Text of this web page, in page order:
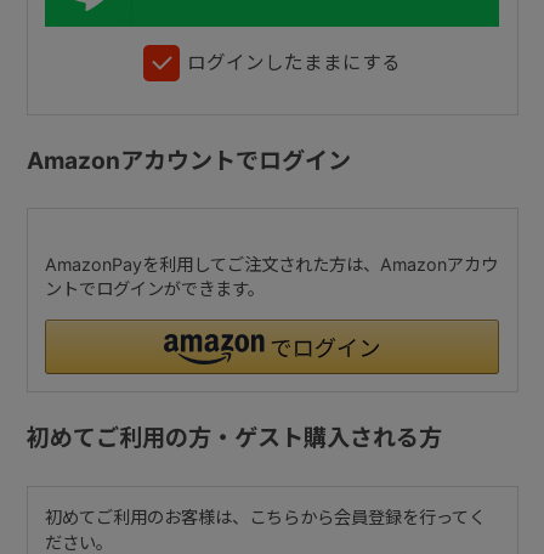
ログインしたままにする
Amazonアカウントでログイン
AmazonPayを利用してご注文された方は、Amazonアカウ
ントでログインができます。
初めてご利用の方・ゲスト購入される方
初めてご利用のお客様は、こちらから会員登録を行ってく
ださい。